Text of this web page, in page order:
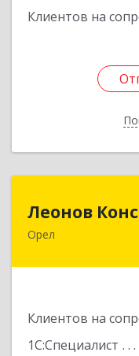
Клиентов на
Леонов
Орел
Клиентов на
1С:Специалист
302030,